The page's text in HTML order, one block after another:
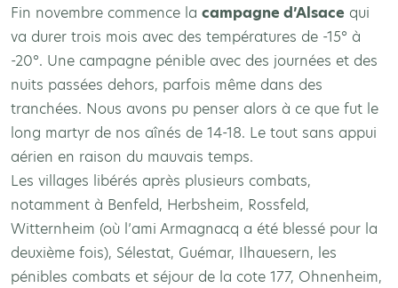
Fin novembre commence la campagne d’Alsace qui
va durer trois mois avec des températures de -15° à
-20°. Une campagne pénible avec des journées et des
nuits passées dehors, parfois même dans des
tranchées. Nous avons pu penser alors à ce que fut le
long martyr de nos aînés de 14-18. Le tout sans appui
aérien en raison du mauvais temps.
Les villages libérés après plusieurs combats,
notamment à Benfeld, Herbsheim, Rossfeld,
Witternheim (où l’ami Armagnacq a été blessé pour la
deuxième fois), Sélestat, Guémar, Ilhauesern, les
pénibles combats et séjour de la cote 177, Ohnenheim,